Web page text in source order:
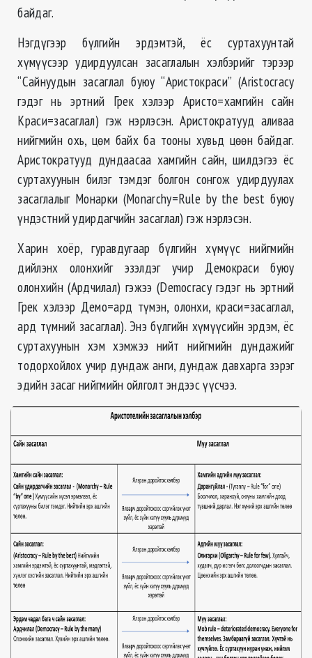
байдаг.
Нэгдүгээр бүлгийн эрдэмтэй, ёс суртахуунтай
хүмүүсээр удирдуулсан засаглалын хэлбэрийг тэрээр
“Сайнуудын засаглал буюу “Аристокраси” (Aristocracy
гэдэг нь эртний Грек хэлээр Аристо=хамгийн сайн
Краси=засаглал) гэж нэрлэсэн. Аристократууд аливаа
нийгмийн охь, цөм байх ба тооны хувьд цөөн байдаг.
Аристократууд дундаасаа хамгийн сайн, шилдэгээ ёс
суртахуунын билэг тэмдэг болгон сонгож удирдуулах
засаглалыг Монарки (Monarchy=Rule by the best буюу
үндэстний удирдагчийн засаглал) гэж нэрлэсэн.
Харин хоёр, гуравдугаар бүлгийн хүмүүс нийгмийн
дийлэнх олонхийг эзэлдэг учир Демокраси буюу
олонхийн (Ардчилал) гэжээ (Democracy гэдэг нь эртний
Грек хэлээр Демо=ард түмэн, олонхи, краси=засаглал,
ард түмний засаглал). Энэ бүлгийн хүмүүсийн эрдэм, ёс
суртахуунын хэм хэмжээ нийт нийгмийн дундажийг
тодорхойлох учир дундаж анги, дундаж давхарга зэрэг
эдийн засаг нийгмийн ойлголт эндээс үүсчээ.